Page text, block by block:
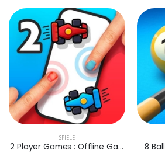
SPIELE
2 Player Games : Offline Games 8